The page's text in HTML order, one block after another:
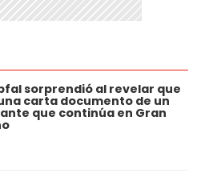
sorprendió al revelar que
carta documento de un
que continúa en Gran